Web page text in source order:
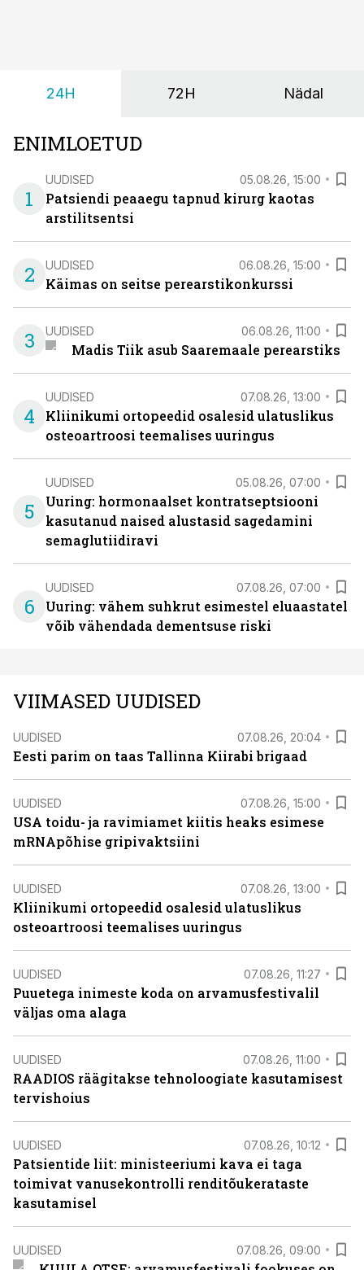
24H 72H Nädal
ENIMLOETUD
1
UUDISED 05.08.26, 15:00
Patsiendi peaaegu tapnud kirurg kaotas
arstilitsentsi
2 UUDISED 06.08.26, 15:00
Käimas on seitse perearstikonkurssi
3 UUDISED 06.08.26, 11:00
Madis Tiik asub Saaremaale perearstiks
4
UUDISED 07.08.26, 13:00
Kliinikumi ortopeedid osalesid ulatuslikus
osteoartroosi teemalises uuringus
5
UUDISED 05.08.26, 07:00
Uuring: hormonaalset kontratseptsiooni
kasutanud naised alustasid sagedamini
semaglutiidiravi
6
UUDISED 07.08.26, 07:00
Uuring: vähem suhkrut esimestel eluaastatel
võib vähendada dementsuse riski
VIIMASED UUDISED
UUDISED 07.08.26, 20:04
Eesti parim on taas Tallinna Kiirabi brigaad
UUDISED 07.08.26, 15:00
USA toidu- ja ravimiamet kiitis heaks esimese
mRNApõhise gripivaktsiini
UUDISED 07.08.26, 13:00
Kliinikumi ortopeedid osalesid ulatuslikus
osteoartroosi teemalises uuringus
UUDISED 07.08.26, 11:27
Puuetega inimeste koda on arvamusfestivalil
väljas oma alaga
UUDISED 07.08.26, 11:00
RAADIOS räägitakse tehnoloogiate kasutamisest
tervishoius
UUDISED 07.08.26, 10:12
Patsientide liit: ministeeriumi kava ei taga
toimivat vanusekontrolli renditõukerataste
kasutamisel
UUDISED 07.08.26, 09:00